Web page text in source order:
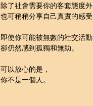
除了社會需要你的客套態度外
也可稍稍分享自己真實的感受
即使你可能被無數的社交活
卻仍然感到孤獨和無助。
可以放心的是，
你不是一個人。